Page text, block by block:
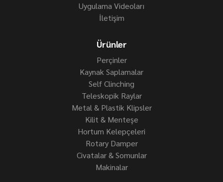
Uygulama Videoları
İletişim
Ürünler
Perçinler
Kaynak Saplamalar
Self Clinching
Teleskopik Raylar
Metal & Plastik Klipsler
Kilit & Menteşe
Hortum Kelepçeleri
Rotary Damper
Civatalar & Somunlar
Makinalar